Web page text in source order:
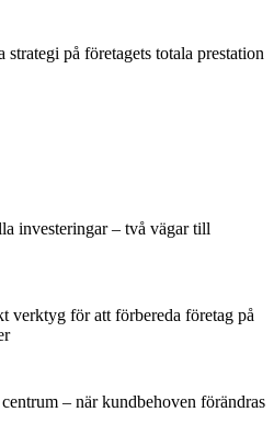
på företagets totala prestation
investeringar – två vägar till
verktyg för att förbereda företag på
– när kundbehoven förändras